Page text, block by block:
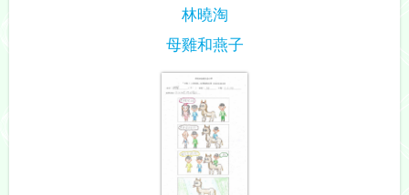
林曉淘
母雞和燕子